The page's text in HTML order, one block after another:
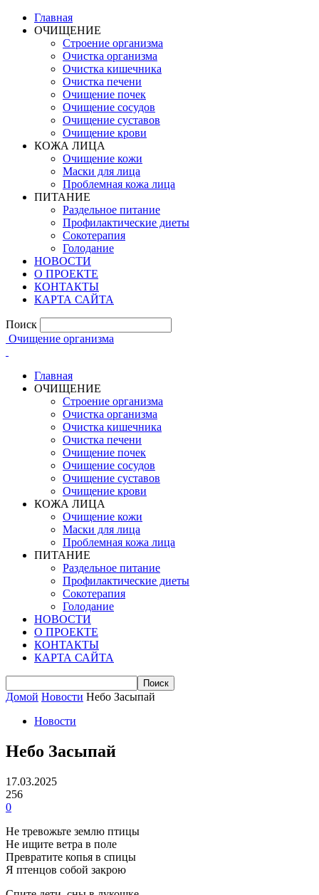
Главная
ОЧИЩЕНИЕ
Строение организма
Очистка организма
Очистка кишечника
Очистка печени
Очищение почек
Очищение сосудов
Очищение суставов
Очищение крови
КОЖА ЛИЦА
Очищение кожи
Маски для лица
Проблемная кожа лица
ПИТАНИЕ
Раздельное питание
Профилактические диеты
Сокотерапия
Голодание
НОВОСТИ
О ПРОЕКТЕ
КОНТАКТЫ
КАРТА САЙТА
Поиск
Очищение организма
Главная
ОЧИЩЕНИЕ
Строение организма
Очистка организма
Очистка кишечника
Очистка печени
Очищение почек
Очищение сосудов
Очищение суставов
Очищение крови
КОЖА ЛИЦА
Очищение кожи
Маски для лица
Проблемная кожа лица
ПИТАНИЕ
Раздельное питание
Профилактические диеты
Сокотерапия
Голодание
НОВОСТИ
О ПРОЕКТЕ
КОНТАКТЫ
КАРТА САЙТА
Домой Новости Небо Засыпай
Новости
Небо Засыпай
17.03.2025
256
0
Не тревожьте землю птицы
Не ищите ветра в поле
Превратите копья в спицы
Я птенцов собой закрою